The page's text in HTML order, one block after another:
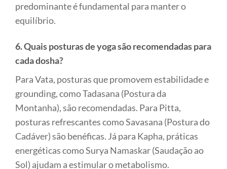
predominante é fundamental para manter o
equilíbrio.
6. Quais posturas de yoga são recomendadas para
cada dosha?
Para Vata, posturas que promovem estabilidade e
grounding, como Tadasana (Postura da
Montanha), são recomendadas. Para Pitta,
posturas refrescantes como Savasana (Postura do
Cadáver) são benéficas. Já para Kapha, práticas
energéticas como Surya Namaskar (Saudação ao
Sol) ajudam a estimular o metabolismo.